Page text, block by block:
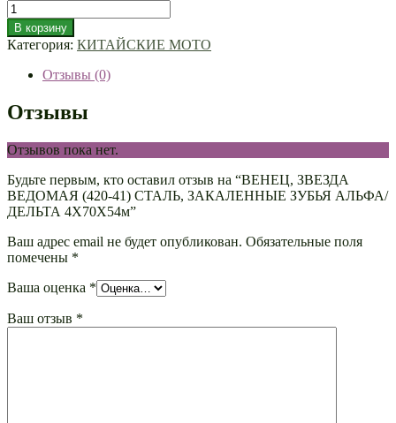
В корзину
Категория: КИТАЙСКИЕ МОТО
Отзывы (0)
Отзывы
Отзывов пока нет.
Будьте первым, кто оставил отзыв на “ВЕНЕЦ, ЗВЕЗДА
ВЕДОМАЯ (420-41) СТАЛЬ, ЗАКАЛЕННЫЕ ЗУБЬЯ АЛЬФА/
ДЕЛЬТА 4Х70Х54м”
Ваш адрес email не будет опубликован. Обязательные поля
помечены *
Ваша оценка *
Ваш отзыв *